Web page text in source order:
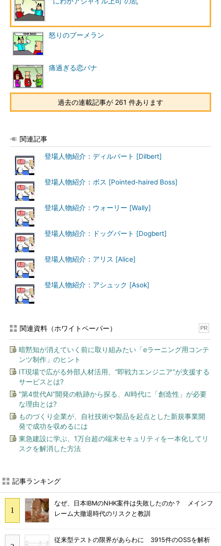
怒りのブーメラン
痛過ぎる恋バナ
過去の連載記事が 261 件あります
関連記事
登場人物紹介：ディルバート [Dilbert]
登場人物紹介：ボス [Pointed-haired Boss]
登場人物紹介：ウォーリー [Wally]
登場人物紹介：ドッグバート [Dogbert]
登場人物紹介：アリス [Alice]
登場人物紹介：アシュック [Asok]
関連資料（ホワイトペーパー） PR
暗黙知が消えていく前に取り組みたい「eラーニング用コンテ
ンツ制作」のヒント
IT現場で広がる外部人材活用、“即戦力エンジニア”が支援する
サービスとは?
“第4世代AI”開発の軌跡から探る、AI時代に「創造性」が必要
な理由とは?
ものづくり企業が、自社技術や製品を起点とした新規事業開
発で成功を収めるには
東急建設に学ぶ、1万台超の端末セキュリティを一本化してリ
スクを解消した方法
記事ランキング
なぜ、日本IBMのNHK案件は失敗したのか？ メインフ
レーム大撤退時代のリスクと教訓
従来型テストの限界があらわに 3915件のOSSを解析